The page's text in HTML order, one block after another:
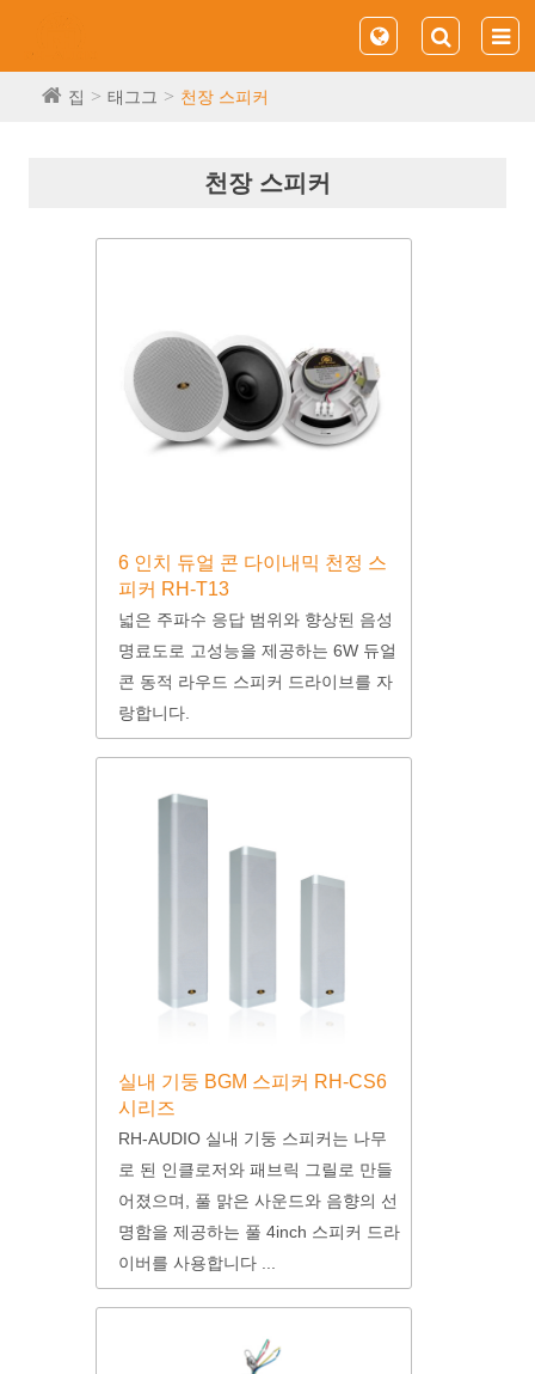
집 태그그 천장 스피커
천장 스피커
6 인치 듀얼 콘 다이내믹 천정 스
피커 RH-T13
넓은 주파수 응답 범위와 향상된 음성
명료도로 고성능을 제공하는 6W 듀얼
콘 동적 라우드 스피커 드라이브를 자
랑합니다.
실내 기둥 BGM 스피커 RH-CS6
시리즈
RH-AUDIO 실내 기둥 스피커는 나무
로 된 인클로저와 패브릭 그릴로 만들
어졌으며, 풀 맑은 사운드와 음향의 선
명함을 제공하는 풀 4inch 스피커 드라
이버를 사용합니다 ...